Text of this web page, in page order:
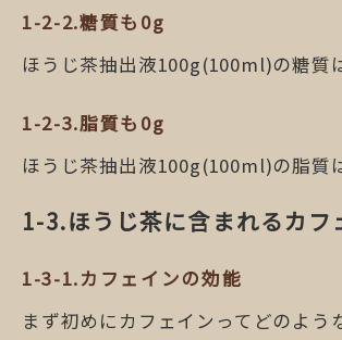
糖質も0g
ほうじ茶抽出液100g(100ml)の糖質
脂質も0g
ほうじ茶抽出液100g(100ml)の脂質
ほうじ茶に含まれるカフ
カフェインの効能
まず初めにカフェインってどのよう